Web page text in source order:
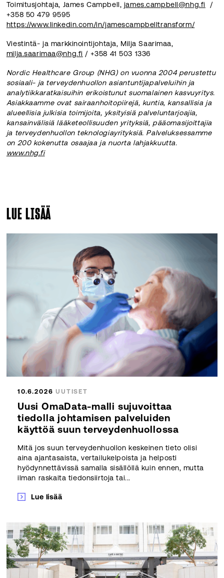
Toimitusjohtaja, James Campbell, james.campbell@nhg.fi
/
+358 50 479 9595
https://www.linkedin.com/in/jamescampbelltransform/
Viestintä- ja markkinointijohtaja, Milja Saarimaa,
milja.saarimaa@nhg.fi / +358 41 503 1336
Nordic Healthcare Group (NHG) on vuonna 2004 perustettu
sosiaali- ja terveydenhuollon asiantuntijapalveluihin ja
analytiikkaratkaisuihin erikoistunut suomalainen kasvuyritys.
Asiakkaamme ovat sairaanhoitopiirejä, kuntia, kansallisia ja
alueellisia julkisia toimijoita, yksityisiä palveluntarjoajia,
kansainvälisiä lääketeollisuuden yrityksiä, pääomasijoittajia
ja terveydenhuollon teknologiayrityksiä. Palveluksessamme
on 200 kokenutta osaajaa ja nuorta lahjakkuutta.
www.nhg.fi
LUE LISÄÄ
10.6.2026 UUTISET
Uusi OmaData-malli sujuvoittaa
tiedolla johtamisen palveluiden
käyttöä suun terveydenhuollossa
Mitä jos suun terveydenhuollon keskeinen tieto olisi
aina ajantasaista, vertailukelpoista ja helposti
hyödynnettävissä samalla sisällöllä kuin ennen, mutta
ilman raskaita tiedonsiirtoja tai...
Lue lisää